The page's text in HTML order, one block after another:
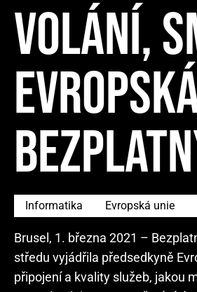
VOLÁNÍ,
Informatika Evropská unie
Brusel, 1. března 2021 –
středu vyjádřila předsedkyně
připojení a kvality služeb, jakou